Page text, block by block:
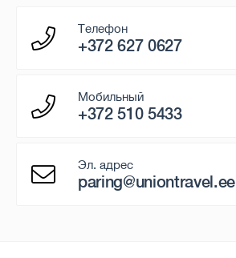
Телефон
+372 627 0627
Мобильный
+372 510 5433
Эл. адрес
paring@uniontravel.ee